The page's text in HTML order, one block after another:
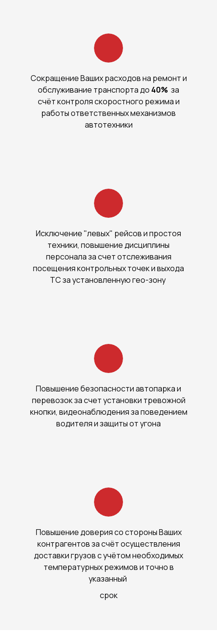
Сокращение Ваших расходов на ремонт и
обслуживание транспорта до 40% за
счёт контроля скоростного режима и
работы ответственных механизмов
автотехники
Исключение "левых" рейсов и простоя
техники, повышение дисциплины
персонала за счет отслеживания
посещения контрольных точек и выхода
ТС за установленную гео-зону
Повышение безопасности автопарка и
перевозок за счет установки тревожной
кнопки, видеонаблюдения за поведением
водителя и защиты от угона
Повышение доверия со стороны Ваших
контрагентов за счёт осуществления
доставки грузов с учётом необходимых
температурных режимов и точно в
указанный
срок